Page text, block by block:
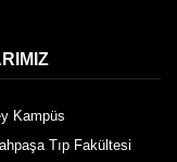
Kampüs
Tıp Fakültesi